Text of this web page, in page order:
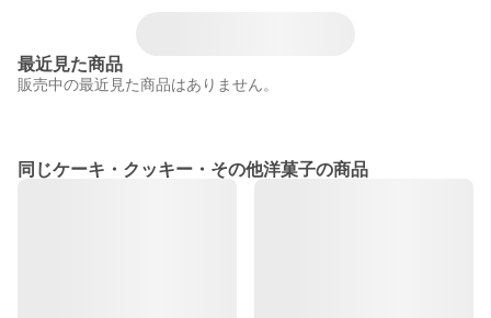
最近見た商品
販売中の最近見た商品はありません。
同じケーキ・クッキー・その他洋菓子の商品